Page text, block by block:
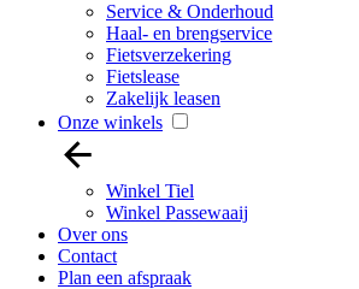
Service & Onderhoud
Haal- en brengservice
Fietsverzekering
Fietslease
Zakelijk leasen
Onze winkels
Winkel Tiel
Winkel Passewaaij
Over ons
Contact
Plan een afspraak